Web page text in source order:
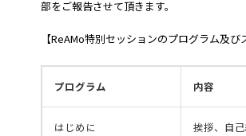
部をご報告させて頂きます。
【ReAMo特別セッションのプログラム及び
プログラム 内容
はじめに 挨拶、自